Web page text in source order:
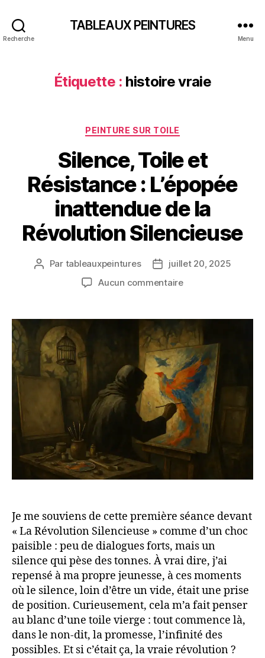
Recherche
TABLEAUX PEINTURES
Menu
Étiquette : histoire vraie
Catégories
PEINTURE SUR TOILE
Silence, Toile et
Résistance : L’épopée
inattendue de la
Révolution Silencieuse
Auteur
Par tableauxpeintures
Datejuillet 20, 2025
Aucun commentairesur
et
Résistance
:
L’épopée
inattendue
de
la
Révolution
Silencieuse
Je me souviens de cette première séance devant
« La Révolution Silencieuse » comme d’un choc
paisible : peu de dialogues forts, mais un
silence qui pèse des tonnes. À vrai dire, j’ai
repensé à ma propre jeunesse, à ces moments
où le silence, loin d’être un vide, était une prise
de position. Curieusement, cela m’a fait penser
au blanc d’une toile vierge : tout commence là,
dans le non-dit, la promesse, l’infinité des
possibles. Et si c’était ça, la vraie révolution ?